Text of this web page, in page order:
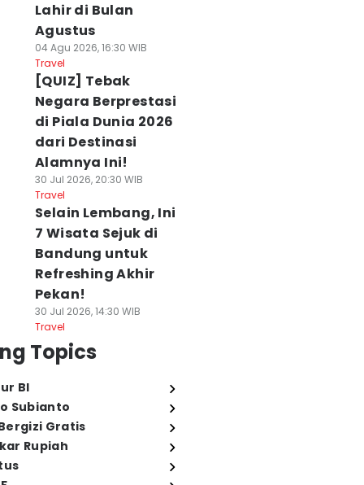
Lahir di Bulan
Agustus
04 Agu 2026, 16:30 WIB
Travel
[QUIZ] Tebak
Negara Berprestasi
di Piala Dunia 2026
dari Destinasi
Alamnya Ini!
30 Jul 2026, 20:30 WIB
Travel
Selain Lembang, Ini
7 Wisata Sejuk di
Bandung untuk
Refreshing Akhir
Pekan!
30 Jul 2026, 14:30 WIB
Travel
Topics
BI
Subianto
Gratis
Rupiah